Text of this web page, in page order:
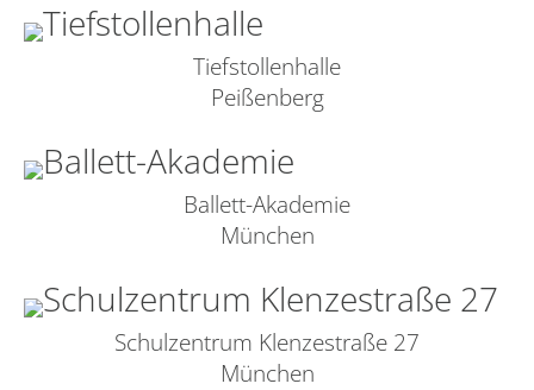
Tiefstollenhalle
Peißenberg
Ballett-Akademie
München
Schulzentrum Klenzestraße 27
München